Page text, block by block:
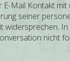
Mail Kontakt mit
seiner
widersprechen.
nicht